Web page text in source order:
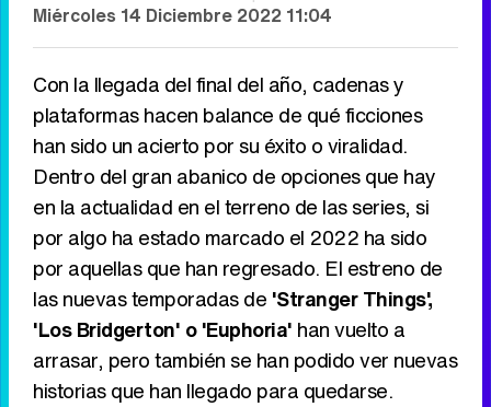
Miércoles 14 Diciembre 2022 11:04
Con la llegada del final del año, cadenas y
plataformas hacen balance de qué ficciones
han sido un acierto por su éxito o viralidad.
Dentro del gran abanico de opciones que hay
en la actualidad en el terreno de las series, si
por algo ha estado marcado el 2022 ha sido
por aquellas que han regresado. El estreno de
las nuevas temporadas de 'Stranger Things',
'Los Bridgerton' o 'Euphoria' han vuelto a
arrasar, pero también se han podido ver nuevas
historias que han llegado para quedarse.